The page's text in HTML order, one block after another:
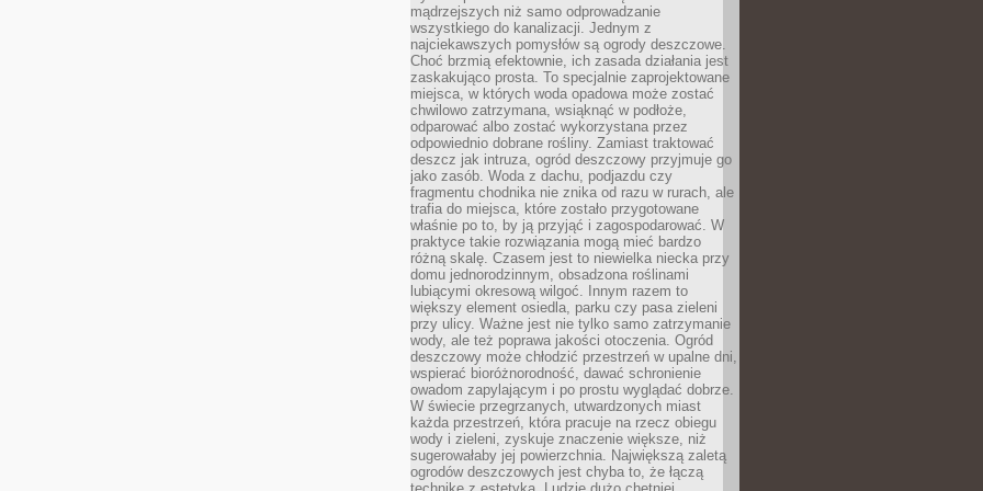
mądrzejszych niż samo odprowadzanie
wszystkiego do kanalizacji. Jednym z
najciekawszych pomysłów są ogrody deszczowe.
Choć brzmią efektownie, ich zasada działania jest
zaskakująco prosta. To specjalnie zaprojektowane
miejsca, w których woda opadowa może zostać
chwilowo zatrzymana, wsiąknąć w podłoże,
odparować albo zostać wykorzystana przez
odpowiednio dobrane rośliny. Zamiast traktować
deszcz jak intruza, ogród deszczowy przyjmuje go
jako zasób. Woda z dachu, podjazdu czy
fragmentu chodnika nie znika od razu w rurach, ale
trafia do miejsca, które zostało przygotowane
właśnie po to, by ją przyjąć i zagospodarować. W
praktyce takie rozwiązania mogą mieć bardzo
różną skalę. Czasem jest to niewielka niecka przy
domu jednorodzinnym, obsadzona roślinami
lubiącymi okresową wilgoć. Innym razem to
większy element osiedla, parku czy pasa zieleni
przy ulicy. Ważne jest nie tylko samo zatrzymanie
wody, ale też poprawa jakości otoczenia. Ogród
deszczowy może chłodzić przestrzeń w upalne dni,
wspierać bioróżnorodność, dawać schronienie
owadom zapylającym i po prostu wyglądać dobrze.
W świecie przegrzanych, utwardzonych miast
każda przestrzeń, która pracuje na rzecz obiegu
wody i zieleni, zyskuje znaczenie większe, niż
sugerowałaby jej powierzchnia. Największą zaletą
ogrodów deszczowych jest chyba to, że łączą